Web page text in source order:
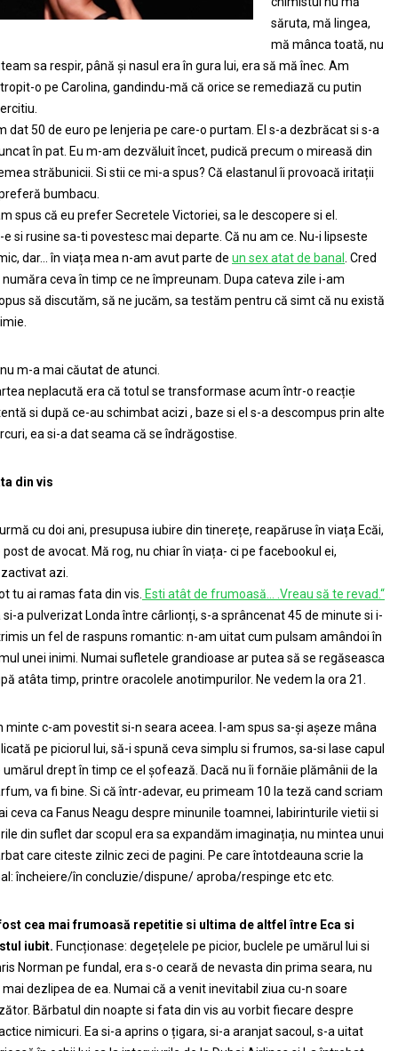
săruta, mă lingea,
mă mânca toată, nu
sa respir, până și nasul era în gura lui, era să mă înec. Am
o pe Carolina, gandindu-mă că orice se remediază cu putin
dat 50 de euro pe lenjeria pe care-o purtam. El s-a dezbrăcat si s-a
în pat. Eu m-am dezvăluit încet, pudică precum o mireasă din
străbunicii. Si stii ce mi-a spus? Că elastanul îi provoacă iritații
bumbacu.
spus că eu prefer Secretele Victoriei, sa le descopere si el.
e si rusine sa-ti povestesc mai departe. Că nu am ce. Nu-i lipseste
dar… în viața mea n-am avut parte de un sex atat de banal
. Cred
număra ceva în timp ce ne împreunam. Dupa cateva zile i-am
să discutăm, să ne jucăm, sa testăm pentru că simt că nu există
m-a mai căutat de atunci.
neplacută era că totul se transformase acum într-o reacție
si după ce-au schimbat acizi , baze si el s-a descompus prin alte
ea si-a dat seama că se îndrăgostise.
din vis
cu doi ani, presupusa iubire din tinerețe, reapăruse în viața Ecăi,
post de avocat. Mă rog, nu chiar în viața- ci pe facebookul ei,
azi.
tu ai ramas fata din vis. Esti atât de frumoasă… .Vreau să te revad.“
si-a pulverizat Londa între cârlionți, s-a sprâncenat 45 de minute si i-
un fel de raspuns romantic: n-am uitat cum pulsam amândoi în
unei inimi. Numai sufletele grandioase ar putea să se regăseasca
atâta timp, printre oracolele anotimpurilor. Ne vedem la ora 21.
minte c-am povestit si-n seara aceea. I-am spus sa-și așeze mâna
pe piciorul lui, să-i spună ceva simplu si frumos, sa-si lase capul
umărul drept în timp ce el șofează. Dacă nu îi fornăie plămânii de la
va fi bine. Si că într-adevar, eu primeam 10 la teză cand scriam
ceva ca Fanus Neagu despre minunile toamnei, labirinturile vietii si
din suflet dar scopul era sa expandăm imaginația, nu mintea unui
care citeste zilnic zeci de pagini. Pe care întotdeauna scrie la
încheiere/în concluzie/dispune/ aproba/respinge etc etc.
cea mai frumoasă repetitie si ultima de altfel între Eca si
iubit. Funcționase: degețelele pe picior, buclele pe umărul lui si
Norman pe fundal, era s-o ceară de nevasta din prima seara, nu
mai dezlipea de ea. Numai că a venit inevitabil ziua cu-n soare
Bărbatul din noapte si fata din vis au vorbit fiecare despre
nimicuri. Ea si-a aprins o țigara, si-a aranjat sacoul, s-a uitat